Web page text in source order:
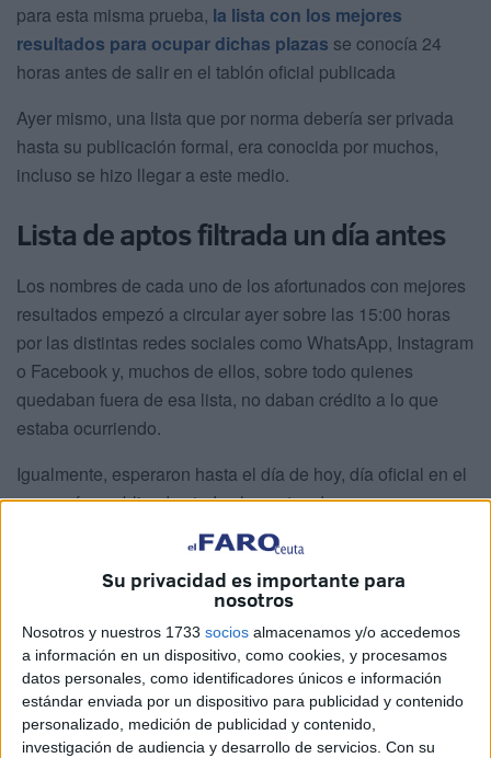
Su privacidad es importante para
nosotros
Nosotros y nuestros 1733 socios almacenamos y/o accedemos
a información en un dispositivo, como cookies, y procesamos
datos personales, como identificadores únicos e información
estándar enviada por un dispositivo para publicidad y contenido
personalizado, medición de publicidad y contenido,
investigación de audiencia y desarrollo de servicios. Con su
para esta misma prueba, la lista con los mejores
resultados para ocupar dichas plazas se conocía 24
horas antes de salir en el tablón oficial publicada
Ayer mismo, una lista que por norma debería ser privada
hasta su publicación formal, era conocida por muchos,
incluso se hizo llegar a este medio.
Lista de aptos filtrada un día antes
Los nombres de cada uno de los afortunados con mejores
resultados empezó a circular ayer sobre las 15:00 horas
por las distintas redes sociales como WhatsApp, Instagram
o Facebook y, muchos de ellos, sobre todo quienes
quedaban fuera de esa lista, no daban crédito a lo que
estaba ocurriendo.
Igualmente, esperaron hasta el día de hoy, día oficial en el
que serían publicadas todas las notas de manera
reglamentaria para comprobar si cuadraban los nombres.
Para sorpresa de muchos, todos y cada uno de los
nombres que habían sido filtrados correspondían con las
notas mejores finales que gozarían deplaza en Ceuta.
Inconformidad por las notas
Además de la indignación por la filtración de esta lista, que